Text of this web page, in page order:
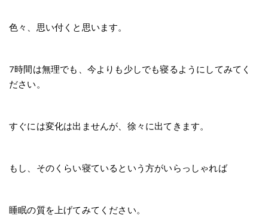
色々、思い付くと思います。
7時間は無理でも、今よりも少しでも寝るようにしてみてく
ださい。
すぐには変化は出ませんが、徐々に出てきます。
もし、そのくらい寝ているという方がいらっしゃれば
睡眠の質を上げてみてください。